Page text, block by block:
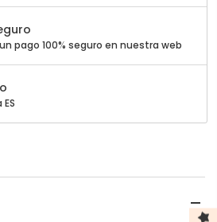
pago 100% seguro en nuestra web